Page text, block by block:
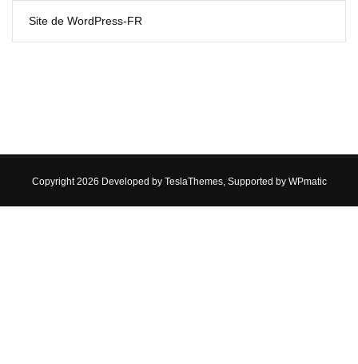
Site de WordPress-FR
Copyright 2026 Developed by TeslaThemes, Supported by WPmatic